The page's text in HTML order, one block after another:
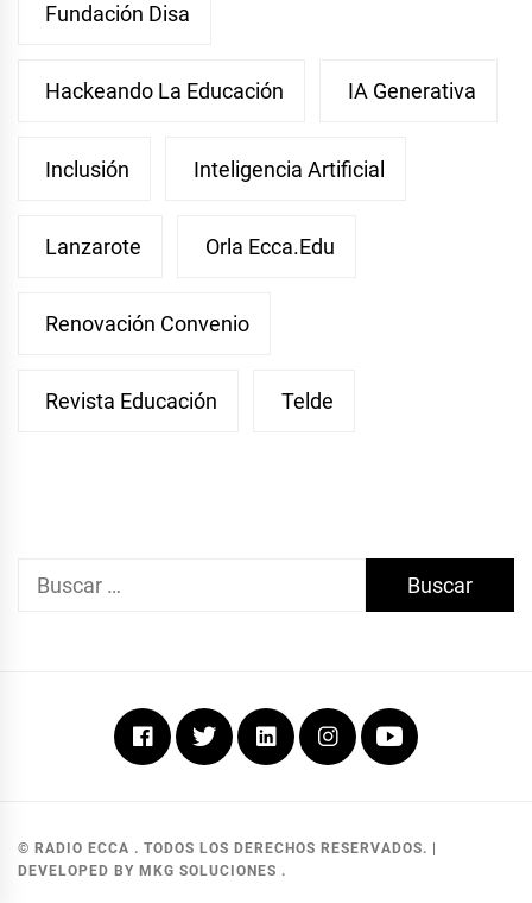
Fundación Disa
Hackeando La Educación IA Generativa
Inclusión Inteligencia Artificial
Lanzarote Orla Ecca.edu
Renovación Convenio
Revista Educación Telde
Buscar:
FacebookTwitterLinkedinInstagramYoutube
© RADIO ECCA . TODOS LOS DERECHOS RESERVADOS. |
DEVELOPED BY MKG SOLUCIONES .